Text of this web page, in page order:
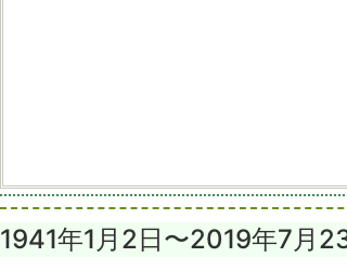
1941年1月2日〜2019年7月